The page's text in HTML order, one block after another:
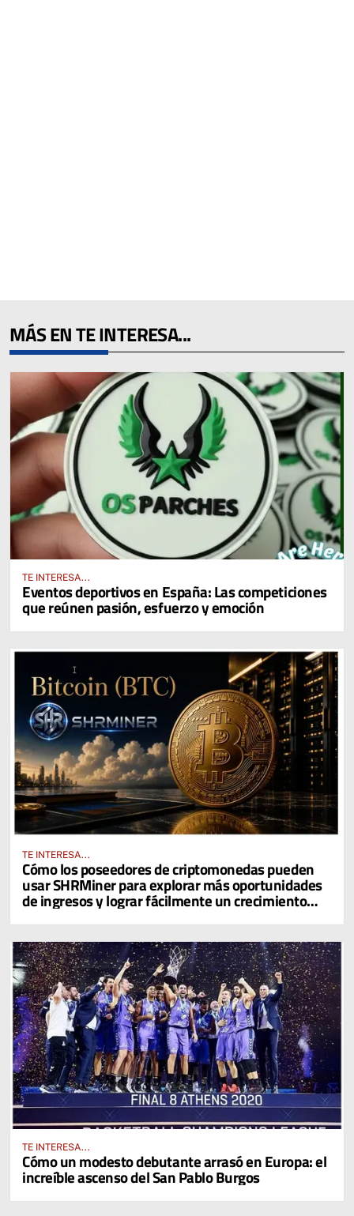
MÁS EN TE INTERESA...
TE INTERESA...
Eventos deportivos en España: Las competiciones
que reúnen pasión, esfuerzo y emoción
TE INTERESA...
Cómo los poseedores de criptomonedas pueden
usar SHRMiner para explorar más oportunidades
de ingresos y lograr fácilmente un crecimiento
diario del 4% en sus activos digitales
TE INTERESA...
Cómo un modesto debutante arrasó en Europa: el
increíble ascenso del San Pablo Burgos